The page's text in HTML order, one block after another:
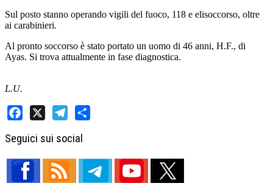
Sul posto stanno operando vigili del fuoco, 118 e elisoccorso, oltre
ai carabinieri.
Al pronto soccorso è stato portato un uomo di 46 anni, H.F., di
Ayas. Si trova attualmente in fase diagnostica.
L.U.
Seguici sui social